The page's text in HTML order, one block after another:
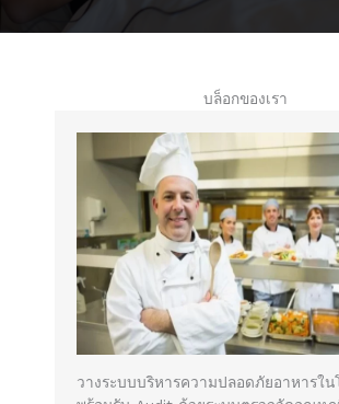
บล็อกของเรา
วางระบบบริหารความปลอดภัยอาหารใน